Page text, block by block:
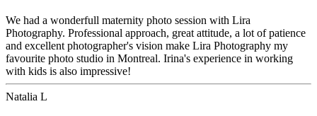
We had a wonderfull maternity photo session with Lira
Photography. Professional approach, great attitude, a lot of patience
and excellent photographer's vision make Lira Photography my
favourite photo studio in Montreal. Irina's experience in working
with kids is also impressive!
Natalia L